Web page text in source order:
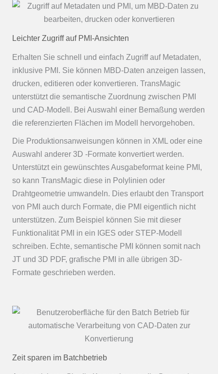
Leichter Zugriff auf PMI-Ansichten
Erhalten Sie schnell und einfach Zugriff auf Metadaten,
inklusive PMI. Sie können MBD-Daten anzeigen lassen,
drucken, editieren oder konvertieren. TransMagic
unterstützt die semantische Zuordnung zwischen PMI
und CAD-Modell. Bei Auswahl einer Bemaßung werden
die referenzierten Flächen im Modell hervorgehoben.
Die Produktionsanweisungen können in XML oder eine
Auswahl anderer 3D -Formate konvertiert werden.
Unterstützt ein gewünschtes Ausgabeformat keine PMI,
so kann TransMagic diese in Polylinien oder
Drahtgeometrie umwandeln. Dies erlaubt den Transport
von PMI auch durch Formate, die PMI eigentlich nicht
unterstützen. Zum Beispiel können Sie mit dieser
Funktionalität PMI in ein IGES oder STEP-Modell
schreiben. Echte, semantische PMI können somit nach
JT und 3D PDF, grafische PMI in alle übrigen 3D-
Formate geschrieben werden.
Zeit sparen im Batchbetrieb